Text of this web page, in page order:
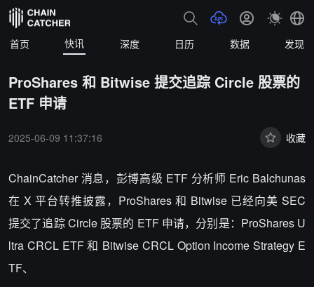
首页 快讯 深度 日历 数据 发现
ProShares 和 Bitwise 提交追踪 Circle 股票的
ETF 申请
2025-06-09 11:37:16 收藏
ChainCatcher 消息， 彭博高级 ETF 分析师 Eric Balchunas
在 X 平台转推披露，ProShares 和 Bitwise 已经向美 SEC
提交了追踪 Circle 股票的 ETF 申请，分别是：ProShares U
ltra CRCL ETF 和 Bitwise CRCL Option Income Strategy E
TF、